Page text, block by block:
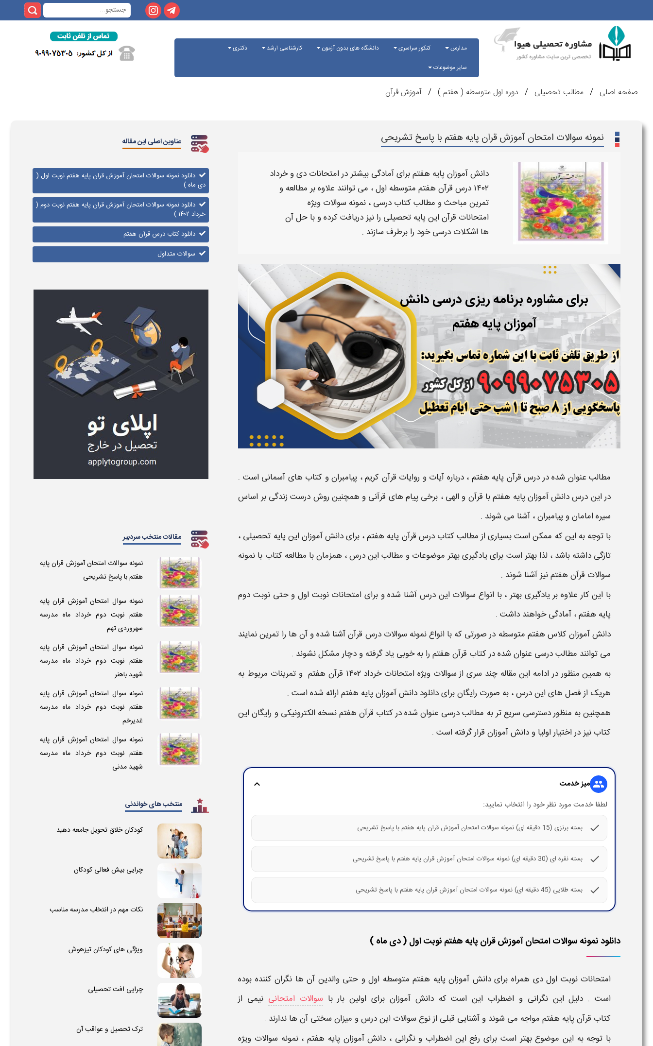
مدارس کنکور سراسری دانشگاه های بدون آزمون کارشناسی ارشد
دکتری
سایر موضوعات
صفحه اصلی مطالب تحصیلی دوره اول متوسطه ( هفتم ) آموزش قرآن
نمونه سوالات امتحان آموزش قران پایه هفتم با پاسخ تشریحی
دانش آموزانپایه هفتمبرای آمادگی بیشتر درامتحانات دی و خرداد
۱۴۰۲ درس قرآن هفتم متوسطه اول، می توانند علاوه بر مطالعه و
تمرین مباحث و مطالب کتاب درسی ،نمونه سوالات ویژه
امتحانات قرآناین پایه تحصیلی را نیز دریافت کرده و با حل آن
ها اشکلاتدرسیخود را برطرف سازند .
برای مشاوره برنامه ریزی درسی دانش
آموزان پایه هفتم
مطالب عنوان شده دردرس قرآن پایه هفتم ، درباره آیات و روایات قرآن کریم ، پیامبران و کتاب های آسمانی است .
در این درسدانش آموزان پایه هفتمبا قرآن و الهی ، برخی پیام های قرآنی و همچنین روش درست زندگی بر اساس
سیره امامان و پیامبران ، آشنا می شوند .
با توجه به این که ممکن است بسیاری از مطالب کتاب درس قرآن پایه هفتم، برای دانش آموزان این پایه تحصیلی ،
تازگی داشته باشد ، لذا بهتر است برای یادگیری بهتر موضوعات و مطالب این درس ، همزمان با مطالعه کتاب با نمونه
سوالات قرآن هفتمنیز آشنا شوند .
با این کار علاوه بر یادگیری بهتر ، با انواع سوالات این درس آشنا شده و برای امتحانات نوبت اولو حتی نوبت دوم
پایه هفتم، آمادگی خواهند داشت .
دانش آموزان کلاس هفتم متوسطه در صورتی که با انواعنمونه سوالات درس قرآنآشنا شده و آن ها را تمرین نمایند
می توانند مطالب درسی عنوان شده درکتاب قرآن هفتم را به خوبی یاد گرفته و دچار مشکل نشوند .
به همین منظور در ادامه این مقاله چند سری ازسوالات ویژه امتحانات خرداد ۱۴۰۲ قرآن هفتمو تمرینات مربوط به
هریک از فصل های این درس ، به صورت رایگان برای دانلود دانش آموزان پایه هفتمارائه شده است .
همچنین به منظور دسترسی سریع تر به مطالب درسی عنوان شده درکتاب قرآن هفتمنسخه الکترونیکی و رایگان این
کتاب نیز در اختیار اولیا و دانش آموزان قرار گرفته است .
group میز خدمت expand_more
لطفا خدمت مورد نظر خود را انتخاب نمایید:
check بسته برنزی (15 دقیقه ای) نمونه سوالات امتحان آموزش قران پایه هفتم با پاسخ تشریحی
check بسته نقره ای (30 دقیقه ای) نمونه سوالات امتحان آموزش قران پایه هفتم با پاسخ تشریحی
check بسته طلایی (45 دقیقه ای) نمونه سوالات امتحان آموزش قران پایه هفتم با پاسخ تشریحی
دانلود نمونه سوالات امتحان آموزش قران پایه هفتم نوبت اول ( دی ماه )
امتحانات نوبت اول دی همراه برای دانش آموزانپایه هفتم متوسطه اولو حتی والدین آن ها نگران کننده بوده
است . دلیل این نگرانی و اضطراب این است که دانش آموزان برای اولین بار با سوالات امتحانی نیمی از
کتاب قرآنپایه هفتم مواجه می شوند و آشنایی قبلی از نوع سوالات این درس و میزان سختی آن ها ندارند .
با توجه به این موضوع بهتر است برای رفع این اضطراب و نگرانی ، دانش آموزان پایه هفتم ،نمونه سوالات ویژه
عناوین اصلی این مقاله
دانلود نمونه سوالات امتحان آموزش قران پایه هفتم نوبت اول (
دی ماه )
دانلود نمونه سوالات امتحان آموزش قران پایه هفتم نوبت دوم (
خرداد ۱۴۰۲ )
دانلود کتاب درس قرآن هفتم
سوالات متداول
مقالات منتخب سردبیر
نمونه سوالات امتحان آموزش قران پایه
هفتم با پاسخ تشریحی
نمونه سوال امتحان آموزش قران پایه
هفتم نوبت دوم خرداد ماه مدرسه
سهروردی تهم
نمونه سوال امتحان آموزش قران پایه
هفتم نوبت دوم خرداد ماه مدرسه
شهید باهنر
نمونه سوال امتحان آموزش قران پایه
هفتم نوبت دوم خرداد ماه مدرسه
غدیرخم
نمونه سوال امتحان آموزش قران پایه
هفتم نوبت دوم خرداد ماه مدرسه
شهید مدنی
منتخب های خواندنی
کودکان خلاق تحویل جامعه دهید
چرایی بیش فعالی کودکان
نکات مهم در انتخاب مدرسه مناسب
ویژگی های کودکان تیزهوش
چرایی افت تحصیلی
ترک تحصیل و عواقب آن